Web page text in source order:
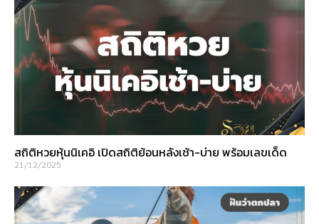
สถิติหวยหุ้นนิเคอิ เปิดสถิติย้อนหลังเช้า-บ่าย พร้อมเลขเด็ด
21/12/2025